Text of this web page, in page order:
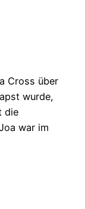
Cross über
wurde,
die
war im